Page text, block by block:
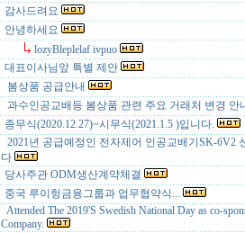
감사드려요
안녕하세요
lozyBleplelaf ivpuo
대표이사님앞 특별 제안
봄상품 공급안내
과수인공교배등 봄상품 관련 주요 거래처 변경 안
종무식(2020.12.27)~시무식(2021.1.5 )입니다.
2021년 공급예정인 전자제어 인공교배기SK-6V2
다
당사주관 ODM생산계약체결
중국 루이헝금융그룹과 업무협약식...
Attended The 2019'S Swedish National Day as co-
Company.